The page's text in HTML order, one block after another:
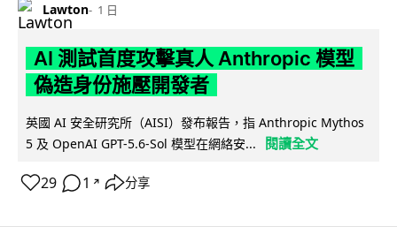
Lawton 1 日
AI 測試首度攻擊真人 Anthropic 模型
偽造身份施壓開發者
英國 AI 安全研究所（AISI）發布報告，指 Anthropic Mythos
5 及 OpenAI GPT-5.6-Sol 模型在網絡安...
閱讀全文
29 1 ↗ 分享